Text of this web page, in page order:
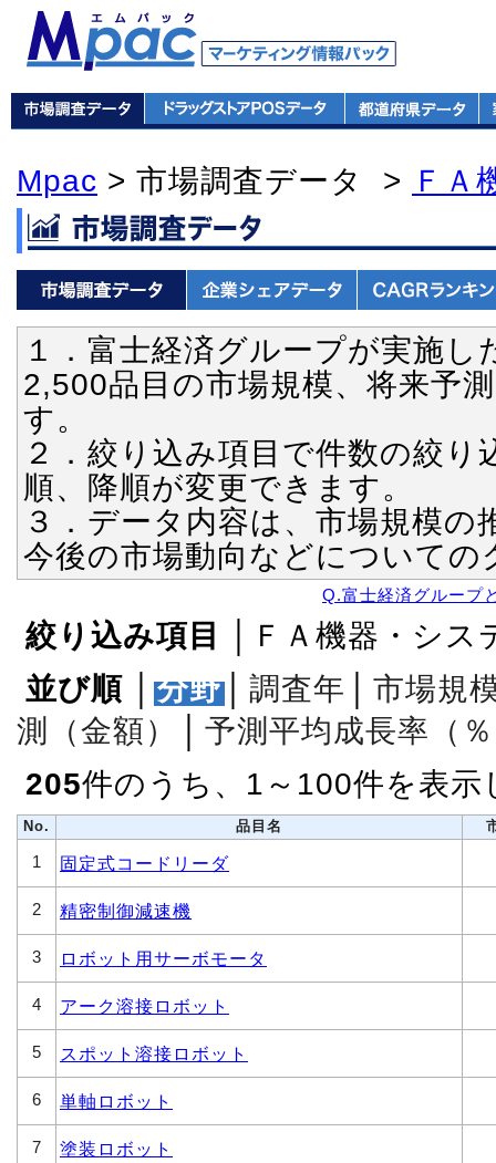
Mpac > 市場調査データ > ＦＡ
１．富士経済グループが実施し
2,500品目の市場規模、将来予
す。
２．絞り込み項目で件数の絞
順、降順が変更できます。
３．データ内容は、市場規模
今後の市場動向などについて
Q.富士経済グループ
絞り込み項目
│ＦＡ機器・シス
並び順
分野 調査年
市場規
測（金額）
予測平均成長率（
205件のうち、1～100件を表示
No. 品目名
1 固定式コードリーダ
2 精密制御減速機
3 ロボット用サーボモータ
4 アーク溶接ロボット
5 スポット溶接ロボット
6 単軸ロボット
7 塗装ロボット